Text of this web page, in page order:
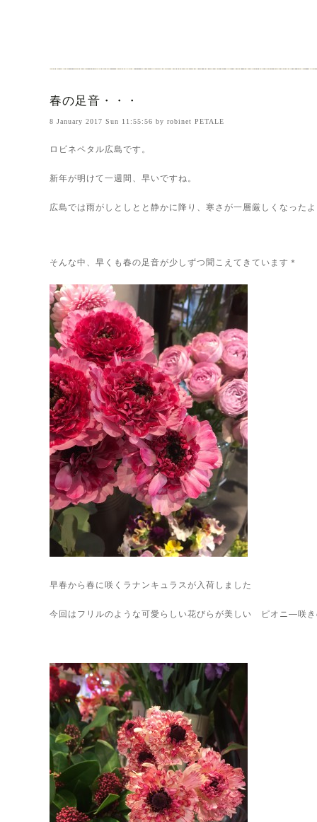
春の足音・・・
8 January 2017 Sun 11:55:56 by robinet PETALE
ロビネペタル広島です。
新年が明けて一週間、早いですね。
広島では雨がしとしとと静かに降り、寒さが一層厳しくなった
そんな中、早くも春の足音が少しずつ聞こえてきています＊
早春から春に咲くラナンキュラスが入荷しました
今回はフリルのような可愛らしい花びらが美しい ピオニ―咲き